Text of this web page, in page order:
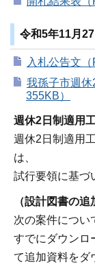
令和5年11月
入札公告文（
我孫子市週休
355KB）
週休2日制適用
週休2日制適用
は、
試行要領に基づ
（設計図書の追
次の案件につい
すでにダウンロ
て追加資料をダ